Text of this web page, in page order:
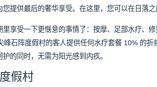
提供最后的奢华享受。在这里，您可以在日落之
享受一下更惬意的事情了：按摩、足部水疗、
峰石阵度假村的客人提供任何水疗套餐 10% 的
的同时，无需为阳光感到内疚。
假村